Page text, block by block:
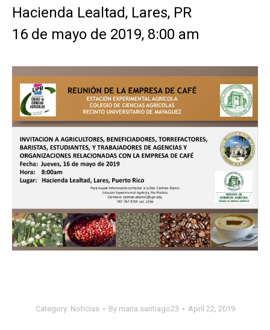
Hacienda Lealtad, Lares, PR
16 de mayo de 2019, 8:00 am
Category: Noticias By maria.santiago23 April 22, 2019